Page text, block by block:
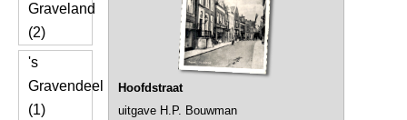
Graveland
(2)
's
Gravendeel
(1)
Hoofdstraat
uitgave H.P. Bouwman